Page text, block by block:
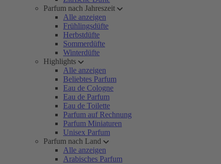
Parfum nach Jahreszeit
Alle anzeigen
Frühlingsdüfte
Herbstdüfte
Sommerdüfte
Winterdüfte
Highlights
Alle anzeigen
Beliebtes Parfum
Eau de Cologne
Eau de Parfum
Eau de Toilette
Parfum auf Rechnung
Parfum Miniaturen
Unisex Parfum
Parfum nach Land
Alle anzeigen
Arabisches Parfum